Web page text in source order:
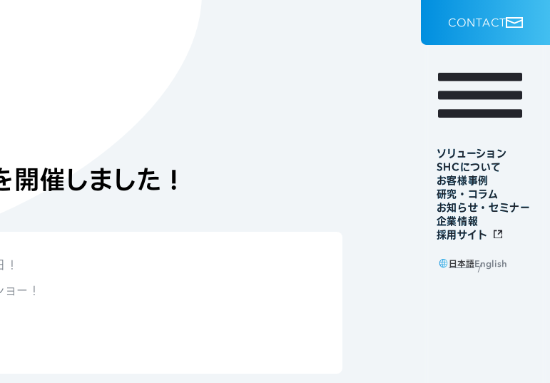
CONTACT
ソリューション
SHCについて
お客様事例
研究・コラム
お知らせ・セミナー
企業情報
採用サイト
日本語English
催しました！
ー！